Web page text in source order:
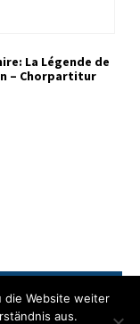
La Légende de
– Chorpartitur
AGB
die Website weiter
aus.